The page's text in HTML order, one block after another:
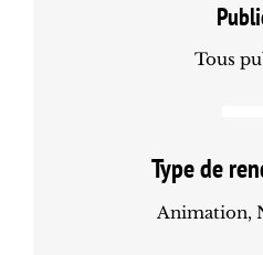
Tous
Type de
Animation,